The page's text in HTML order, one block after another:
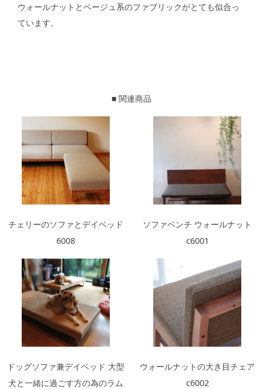
ウォールナットとベージュ系のファブリックがとても似合っ
ています。
■ 関連商品
チェリーのソファとデイベッド
6008
ソファベンチ ウォールナット
c6001
ドッグソファ兼デイベッド 大型
犬と一緒に過ごす方の為のラム
ウォールナットの大き目チェア
c6002